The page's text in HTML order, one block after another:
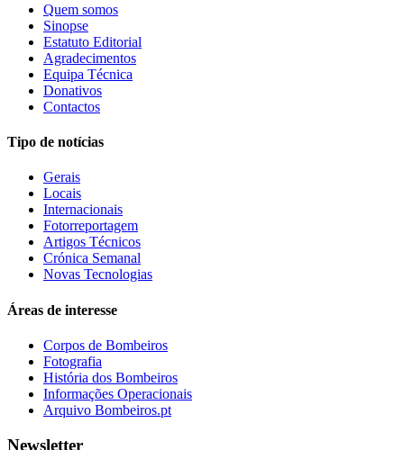
Quem somos
Sinopse
Estatuto Editorial
Agradecimentos
Equipa Técnica
Donativos
Contactos
Tipo de notícias
Gerais
Locais
Internacionais
Fotorreportagem
Artigos Técnicos
Crónica Semanal
Novas Tecnologias
Áreas de interesse
Corpos de Bombeiros
Fotografia
História dos Bombeiros
Informações Operacionais
Arquivo Bombeiros.pt
Newsletter